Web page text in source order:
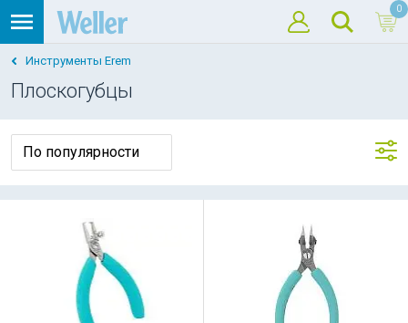
0
Инструменты Erem
Плоскогубцы